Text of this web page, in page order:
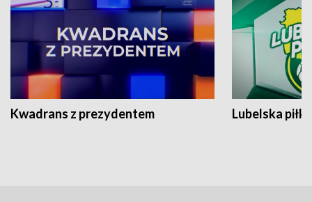
Kwadrans z prezydentem Lubelska piłka